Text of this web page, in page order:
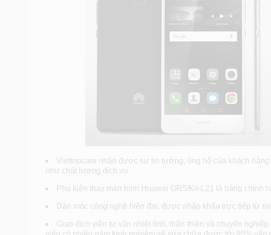
Viettopcare nhận được sự tin tưởng, ủng hộ của khách
như chất lượng dịch vụ.
Phụ kiện thay màn hình Huawei GR5/Kii-L21 là hàng chính
Dàn móc công nghệ hiện đại, được nhập khẩu trực tiếp từ
Giao dịch viên tư vấn nhiệt tình, thân thiện và chuyên